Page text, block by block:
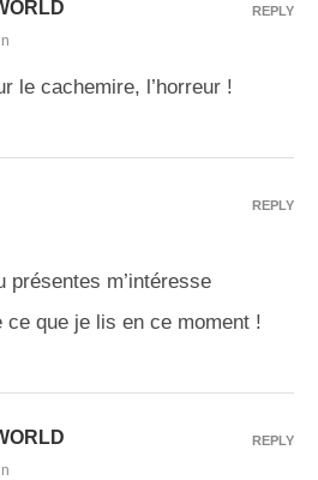
le cachemire, l’horreur !
REPLY
présentes m’intéresse
ce que je lis en ce moment !
REPLY
REPLY